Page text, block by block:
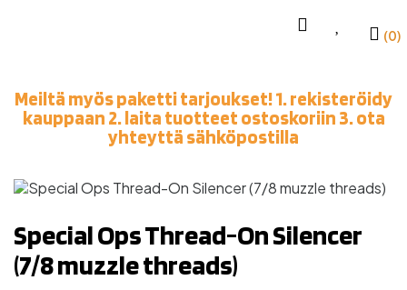
(0)
Meiltä myös paketti tarjoukset! 1. rekisteröidy
kauppaan 2. laita tuotteet ostoskoriin 3. ota
yhteyttä sähköpostilla
Special Ops Thread-On Silencer
(7/8 muzzle threads)